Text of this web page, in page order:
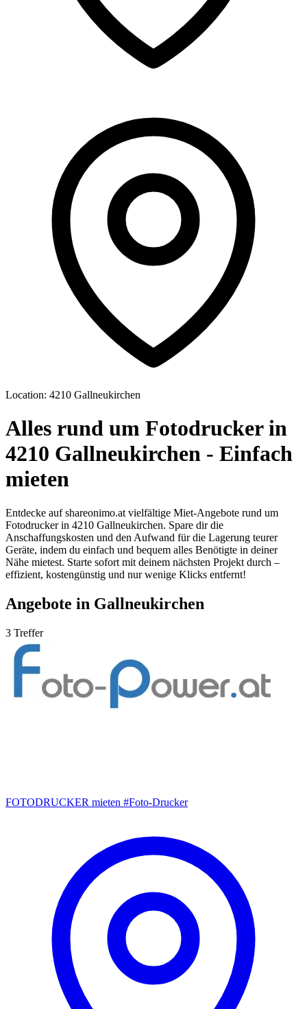
Location: 4210 Gallneukirchen
Alles rund um Fotodrucker in
4210 Gallneukirchen - Einfach
mieten
Entdecke auf shareonimo.at vielfältige Miet-Angebote rund um
Fotodrucker in 4210 Gallneukirchen. Spare dir die
Anschaffungskosten und den Aufwand für die Lagerung teurer
Geräte, indem du einfach und bequem alles Benötigte in deiner
Nähe mietest. Starte sofort mit deinem nächsten Projekt durch –
effizient, kostengünstig und nur wenige Klicks entfernt!
Angebote in Gallneukirchen
3 Treffer
FOTODRUCKER mieten #Foto-Drucker